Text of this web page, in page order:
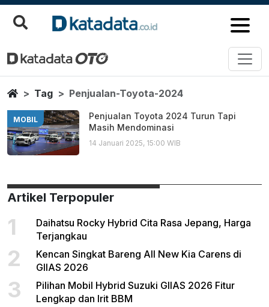
Penjualan Toyota 2024
Berita Terbaru
HomeTag Penjualan-Toyota-2024
MOBIL
Penjualan Toyota 2024 Turun Tapi
Masih Mendominasi
14 Januari 2025, 15:00 WIB
Artikel Terpopuler
1
Daihatsu Rocky Hybrid Cita Rasa Jepang, Harga
Terjangkau
2
Kencan Singkat Bareng All New Kia Carens di
GIIAS 2026
3
Pilihan Mobil Hybrid Suzuki GIIAS 2026 Fitur
Lengkap dan Irit BBM